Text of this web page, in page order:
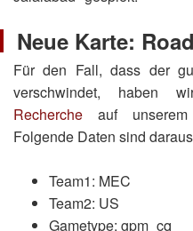
Neue Karte:
Für den Fall, dass der
verschwindet, haben
Recherche auf
Folgende Daten sind
Team1: MEC
Team2: US
Gametype: gpm_cq